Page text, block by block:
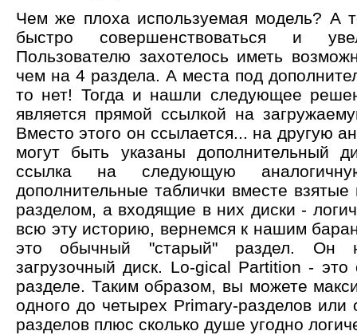
Чем же плоха используемая модель? А
быстро совершенствоваться и
Пользователю захотелось иметь
чем на 4 раздела. А места под
то нет! Тогда и нашли следующее
является прямой ссылкой на
Вместо этого он ссылается... на другую
могут быть указаны дополнительный
ссылка на следующую
дополнительные таблички вместе
разделом, а входящие в них диски -
всю эту историю, вернемся к нашим
это обычный "старый" раздел. Он
загрузочный диск. Lo-gical Partition -
разделе. Таким образом, вы можете
одного до четырех Primary-разделов или
разделов плюс сколько душе угодно